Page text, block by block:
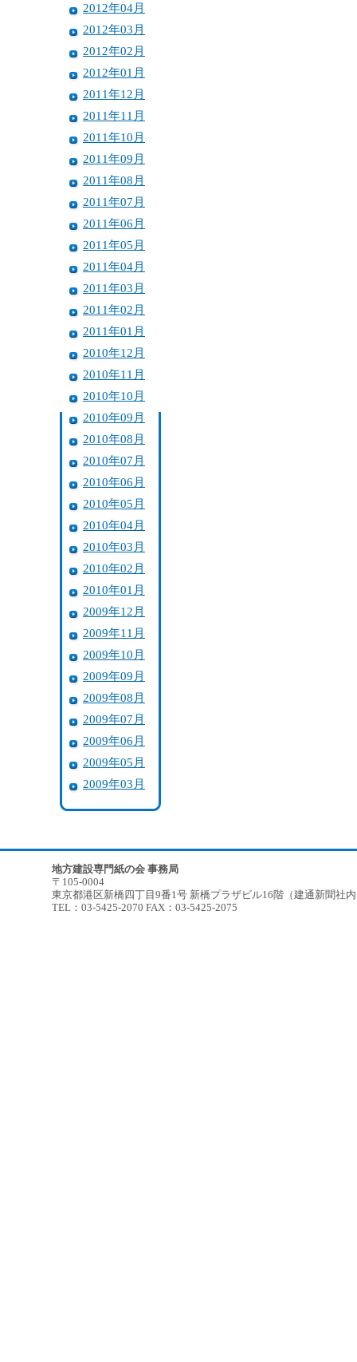
2012年04月
2012年03月
2012年02月
2012年01月
2011年12月
2011年11月
2011年10月
2011年09月
2011年08月
2011年07月
2011年06月
2011年05月
2011年04月
2011年03月
2011年02月
2011年01月
2010年12月
2010年11月
2010年10月
2010年09月
2010年08月
2010年07月
2010年06月
2010年05月
2010年04月
2010年03月
2010年02月
2010年01月
2009年12月
2009年11月
2009年10月
2009年09月
2009年08月
2009年07月
2009年06月
2009年05月
2009年03月
地方建設専門紙の会 事務局
〒105-0004
東京都港区新橋四丁目9番1号 新橋プラザビル16階（建通新聞社
TEL：03-5425-2070 FAX：03-5425-2075